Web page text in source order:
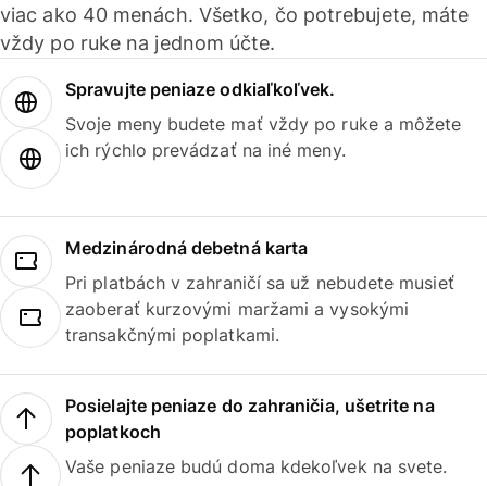
viac ako 40 menách. Všetko, čo potrebujete, máte
vždy po ruke na jednom účte.
Spravujte peniaze odkiaľkoľvek.
Svoje meny budete mať vždy po ruke a môžete
ich rýchlo prevádzať na iné meny.
Medzinárodná debetná karta
Pri platbách v zahraničí sa už nebudete musieť
zaoberať kurzovými maržami a vysokými
transakčnými poplatkami.
Posielajte peniaze do zahraničia, ušetrite na
poplatkoch
Vaše peniaze budú doma kdekoľvek na svete.